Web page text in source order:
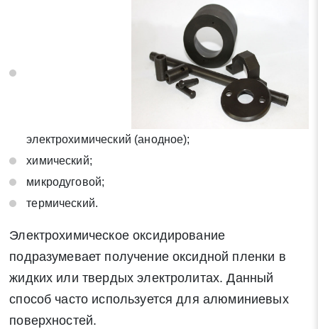
Поиск Закрыть
электрохимический (анодное);
химический;
микродуговой;
термический.
Электрохимическое оксидирование
подразумевает получение оксидной пленки в
жидких или твердых электролитах. Данный
способ часто используется для алюминиевых
поверхностей.
Заявка на обратный звонок